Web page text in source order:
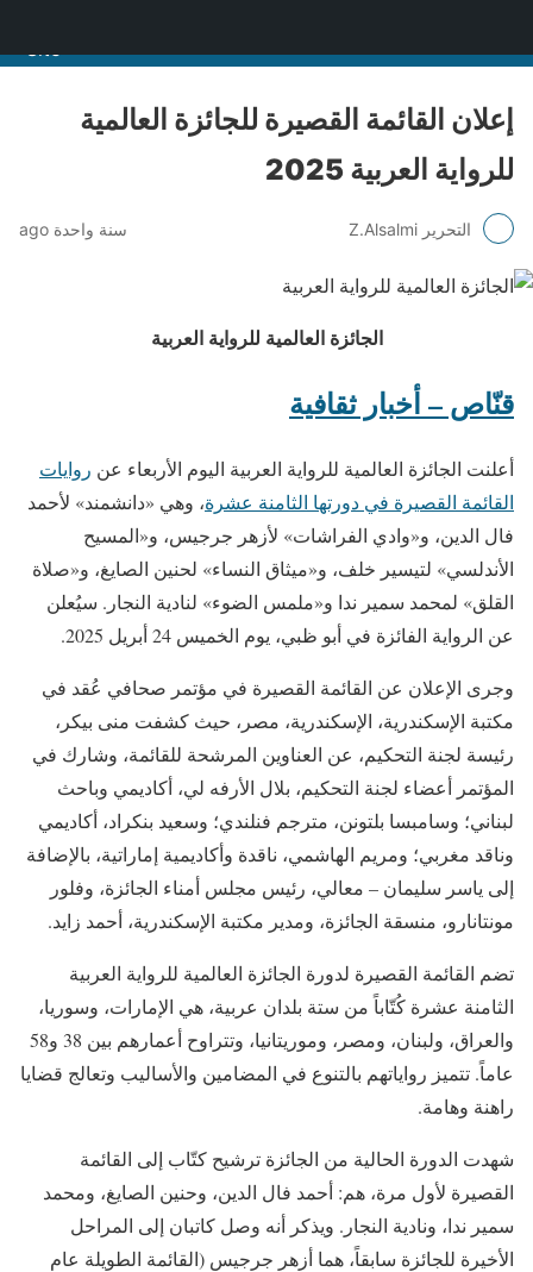
إعلان القائمة القصيرة للجائزة العالمية
للرواية العربية 2025
التحرير Z.Alsalmi سنة واحدة ago
الجائزة العالمية للرواية العربية
قنّاص – أخبار ثقافية
أعلنت الجائزة العالمية للرواية العربية اليوم الأربعاء عن روايات
القائمة القصيرة في دورتها الثامنة عشرة، وهي «دانشمند» لأحمد
فال الدين، و«وادي الفراشات» لأزهر جرجيس، و«المسيح
الأندلسي» لتيسير خلف، و«ميثاق النساء» لحنين الصايغ، و«صلاة
القلق» لمحمد سمير ندا و«ملمس الضوء» لنادية النجار. سيُعلن
عن الرواية الفائزة في أبو ظبي، يوم الخميس 24 أبريل 2025.
وجرى الإعلان عن القائمة القصيرة في مؤتمر صحافي عُقد في
مكتبة الإسكندرية، الإسكندرية، مصر، حيث كشفت منى بيكر،
رئيسة لجنة التحكيم، عن العناوين المرشحة للقائمة، وشارك في
المؤتمر أعضاء لجنة التحكيم، بلال الأرفه لي، أكاديمي وباحث
لبناني؛ وسامبسا بلتونن، مترجم فنلندي؛ وسعيد بنكراد، أكاديمي
وناقد مغربي؛ ومريم الهاشمي، ناقدة وأكاديمية إماراتية، بالإضافة
إلى ياسر سليمان – معالي، رئيس مجلس أمناء الجائزة، وفلور
مونتانارو، منسقة الجائزة، ومدير مكتبة الإسكندرية، أحمد زايد.
تضم القائمة القصيرة لدورة الجائزة العالمية للرواية العربية
الثامنة عشرة كُتّاباً من ستة بلدان عربية، هي الإمارات، وسوريا،
والعراق، ولبنان، ومصر، وموريتانيا، وتتراوح أعمارهم بين 38 و58
عاماً. تتميز رواياتهم بالتنوع في المضامين والأساليب وتعالج قضايا
راهنة وهامة.
شهدت الدورة الحالية من الجائزة ترشيح كتّاب إلى القائمة
القصيرة لأول مرة، هم: أحمد فال الدين، وحنين الصايغ، ومحمد
سمير ندا، ونادية النجار. ويذكر أنه وصل كاتبان إلى المراحل
الأخيرة للجائزة سابقاً، هما أزهر جرجيس (القائمة الطويلة عام